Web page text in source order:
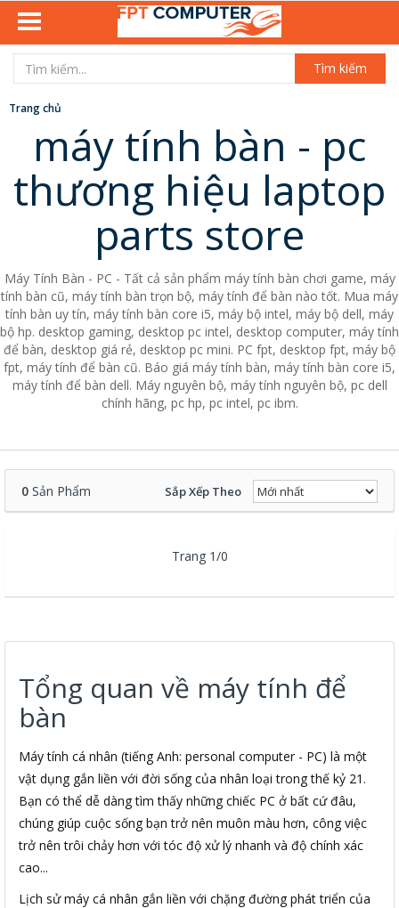
Tìm kiếm
Trang chủ
máy tính bàn - pc
thương hiệu laptop
parts store
Máy Tính Bàn - PC - Tất cả sản phẩm máy tính bàn chơi game, máy
tính bàn cũ, máy tính bàn trọn bộ, máy tính để bàn nào tốt. Mua máy
tính bàn uy tín, máy tính bàn core i5, máy bộ intel, máy bộ dell, máy
bộ hp. desktop gaming, desktop pc intel, desktop computer, máy tính
để bàn, desktop giá rẻ, desktop pc mini. PC fpt, desktop fpt, máy bộ
fpt, máy tính để bàn cũ. Báo giá máy tính bàn, máy tính bàn core i5,
máy tính để bàn dell. Máy nguyên bộ, máy tính nguyên bộ, pc dell
chính hãng, pc hp, pc intel, pc ibm.
0 Sản Phẩm Sắp Xếp Theo
Trang 1/0
Tổng quan về máy tính để
bàn
Máy tính cá nhân (tiếng Anh: personal computer - PC) là một
vật dụng gắn liền với đời sống của nhân loại trong thế kỷ 21.
Bạn có thể dễ dàng tìm thấy những chiếc PC ở bất cứ đâu,
chúng giúp cuộc sống bạn trở nên muôn màu hơn, công việc
trở nên trôi chảy hơn với tóc độ xử lý nhanh và độ chính xác
cao...
Lịch sử máy cá nhân gắn liền với chặng đường phát triển của